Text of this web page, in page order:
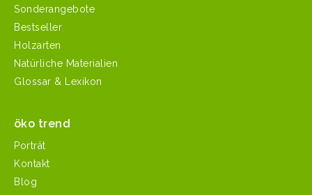
Sonderangebote
Bestseller
Holzarten
Natürliche Materialien
Glossar & Lexikon
öko trend
Porträt
Kontakt
Blog